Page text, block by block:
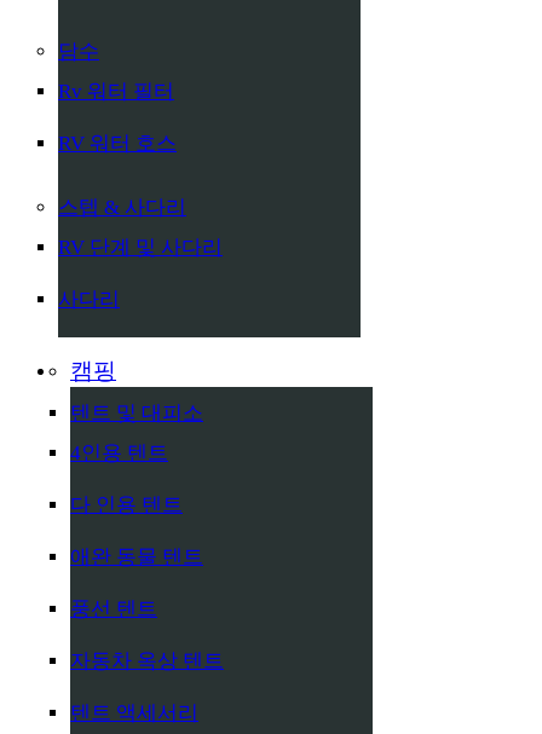
담수
Rv 워터 필터
RV 워터 호스
스텝 & 사다리
RV 단계 및 사다리
사다리
캠핑
텐트 및 대피소
4인용 텐트
다 인용 텐트
애완 동물 텐트
풍선 텐트
자동차 옥상 텐트
텐트 액세서리